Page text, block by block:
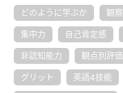
どのように学ぶか 観察
集中力 自己肯定感
非認知能力 観点別評価
グリット 英語4技能